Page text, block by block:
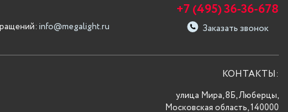
info@megalight.ru
+7 (495) 36-36-678
Заказать звонок
КОНТАКТЫ:
улица Мира, 8Б, Люберцы,
Московская область, 140000